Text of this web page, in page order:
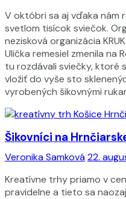
V októbri sa aj vďaka nám
svetlom tisícok sviečok.
nezisková organizácia
Ulička remesiel zmenila na
tu rozdávali sviečky, ktoré
vložiť do vyše sto
vyrobených šikovnými
Veronika Samková22.
Šikovníci na
Kreatívne trhy priamo v
pravidelne a tieto sa